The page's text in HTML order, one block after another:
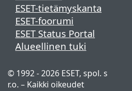
ESET-tietämyskanta
ESET-foorumi
ESET Status Portal
Alueellinen tuki
© 1992 - 2026 ESET, spol. s
r.o. – Kaikki oikeudet